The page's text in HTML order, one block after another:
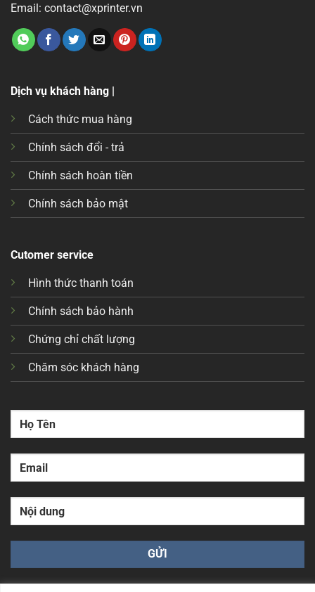
Email: contact@xprinter.vn
Dịch vụ khách hàng |
Cách thức mua hàng
Chính sách đổi - trả
Chính sách hoàn tiền
Chính sách bảo mật
Cutomer service
Hình thức thanh toán
Chính sách bảo hành
Chứng chỉ chất lượng
Chăm sóc khách hàng